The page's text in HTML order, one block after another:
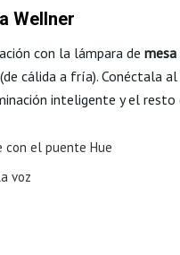
Wellner
con la lámpara de mesa
cálida a fría). Conéctala
inteligente y el resto
el puente Hue
voz